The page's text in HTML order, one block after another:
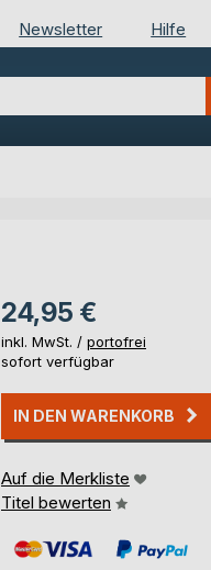
Newsletter Hilfe
24,95 €
inkl. MwSt. / portofrei
sofort verfügbar
IN DEN WARENKORB
Auf die Merkliste
Titel bewerten